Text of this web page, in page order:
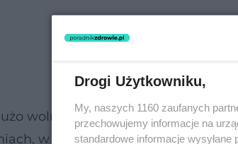
wolniejszy czas reakcji oraz
w których musiały znaleźć
Drogi Użytkowniku,
My, naszych 1160 zaufanych
przechowujemy informacje na
standardowe informacje